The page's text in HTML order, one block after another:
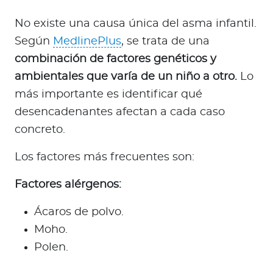
No existe una causa única del asma infantil.
Según MedlinePlus, se trata de una
combinación de factores genéticos y
ambientales que varía de un niño a otro. Lo
más importante es identificar qué
desencadenantes afectan a cada caso
concreto.
Los factores más frecuentes son:
Factores alérgenos:
Ácaros de polvo.
Moho.
Polen.